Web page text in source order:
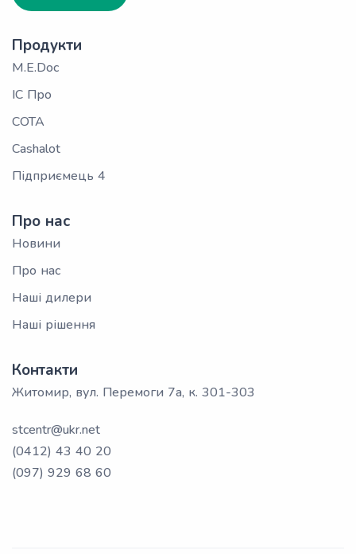
Продукти
M.E.Doc
ІС Про
СОТА
Cashalot
Підприємець 4
Про нас
Новини
Про нас
Наші дилери
Наші рішення
Контакти
Житомир, вул. Перемоги 7а, к. 301-303
stcentr@ukr.net
(0412) 43 40 20
(097) 929 68 60